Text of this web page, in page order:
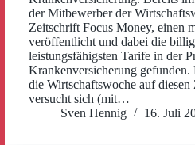
der Mitbewerber der
Zeitschrift Focus Money, einen
veröffentlicht und dabei die
leistungsfähigsten Tarife in der
Krankenversicherung gefunden.
die Wirtschaftswoche auf diesen
versucht sich (mit…
Sven Hennig
16. Juli